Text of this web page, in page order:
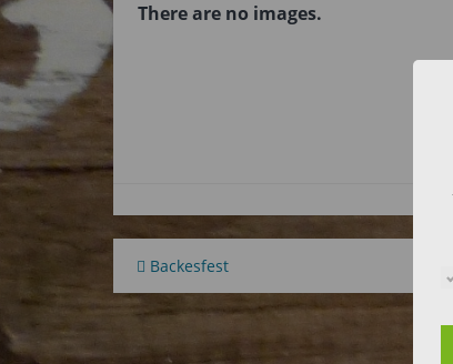
There are no images.
Beitragsnavigation
Backesfest